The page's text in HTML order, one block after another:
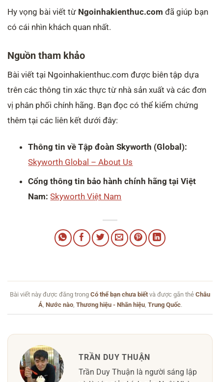
Hy vọng bài viết từ Ngoinhakienthuc.com đã giúp bạn
có cái nhìn khách quan nhất.
Nguồn tham khảo
Bài viết tại Ngoinhakienthuc.com được biên tập dựa
trên các thông tin xác thực từ nhà sản xuất và các đơn
vị phân phối chính hãng. Bạn đọc có thể kiểm chứng
thêm tại các liên kết dưới đây:
Thông tin về Tập đoàn Skyworth (Global):
Skyworth Global – About Us
Cổng thông tin bảo hành chính hãng tại Việt
Nam: Skyworth Việt Nam
Bài viết này được đăng trong Có thể bạn chưa biếtvà được gắn thẻ Châu
Á, Nước nào, Thương hiệu - Nhãn hiệu, Trung Quốc.
TRẦN DUY THUẬN
Trần Duy Thuận là người sáng lập